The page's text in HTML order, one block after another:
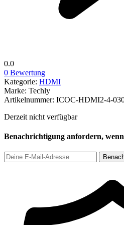
0.0
0 Bewertung
Kategorie: HDMI
Marke: Techly
Artikelnummer: ICOC-HDMI2-4-
Derzeit nicht verfügbar
Benachrichtigung anfordern,